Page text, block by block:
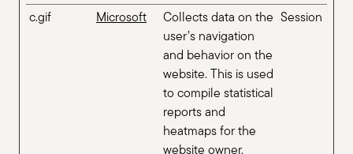
c.gif Microsoft
Collects data on the
user’s navigation
and behavior on the
website. This is used
to compile statistical
reports and
heatmaps for the
website owner.
Session